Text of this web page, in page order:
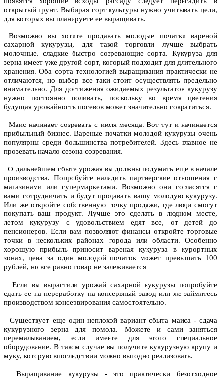
открытый грунт. Выбирая сорт культуры нужно учитывать цели,
для которых вы планируете ее выращивать.
Возможно вы хотите продавать молодые початки вареной
сахарной кукурузы, для такой торговли лучше выбрать
молочные, сладкие быстро созревающие сорта. Кукуруза для
зерна имеет уже другой сорт, который подходит для длительного
хранения. Оба сорта технологией выращивания практически не
отличаются, но выбор все таки стоит осуществлять предельно
внимательно. Для достижения ожидаемых результатов кукурузу
нужно постоянно поливать, поскольку во время цветения
будущая урожайность посевов может значительно сократиться.
Маис начинает созревать с июля месяца. Вот тут и начинается
прибыльный бизнес. Вареные початки молодой кукурузы очень
популярны среди большинства потребителей. Здесь главное не
прозевать начало сезона созревания.
О дальнейшем сбыте урожая вы должны подумать еще в начале
производства. Попробуйте наладить партнерские отношения с
магазинами или супермаркетами. Возможно они согласятся с
вами сотрудничать и будут продавать вашу молодую кукурузу.
Или же откройте собственную точку продажи, где люди смогут
покупать ваш продукт. Лучше это сделать в людном месте,
летом кукурузу с удовольствием едят все, от детей до
пенсионеров. Если вам позволяют финансы откройте торговые
точки в нескольких районах города или области. Особенно
хорошую прибыль приносит вареная кукуруза в курортных
зонах, цена за один молодой початок может превышать 100
рублей, но все равно товар не залеживается.
Если вы вырастили урожай сахарной кукурузы попробуйте
сдать ее на переработку на консервный завод или же займитесь
производством консервирования самостоятельно.
Существует еще один неплохой вариант сбыта маиса - сдача
кукурузного зерна для помола. Можете и сами заняться
перемалыванием, если имеете для этого специальное
оборудование. В таком случае вы получите кукурузную крупу и
муку, которую впоследствии можно выгодно реализовать.
Выращивание кукурузы - это практически безотходное